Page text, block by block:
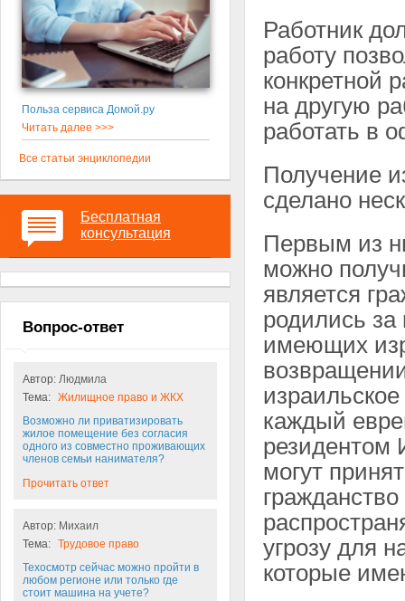
Польза сервиса Домой.ру
Читать далее >>>
Все статьи энциклопедии
Бесплатная
консультация
Вопрос-ответ
Автор: Людмила
Тема: Жилищное право и ЖКХ
Возможно ли приватизировать
жилое помещение без согласия
одного из совместно проживающих
членов семьи нанимателя?
Прочитать ответ
Автор: Михаил
Тема: Трудовое право
Техосмотр сейчас можно пройти в
любом регионе или только где
стоит машина на учете?
Работник
работу
конкретной
на другую
работать в
Получение
сделано
Первым из
можно
является
родились
имеющих
каждый
резидентом
могут
угрозу для
которые